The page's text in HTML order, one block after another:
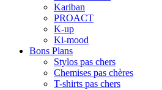
Kariban
PROACT
K-up
Ki-mood
Bons Plans
Stylos pas chers
Chemises pas chères
T-shirts pas chers